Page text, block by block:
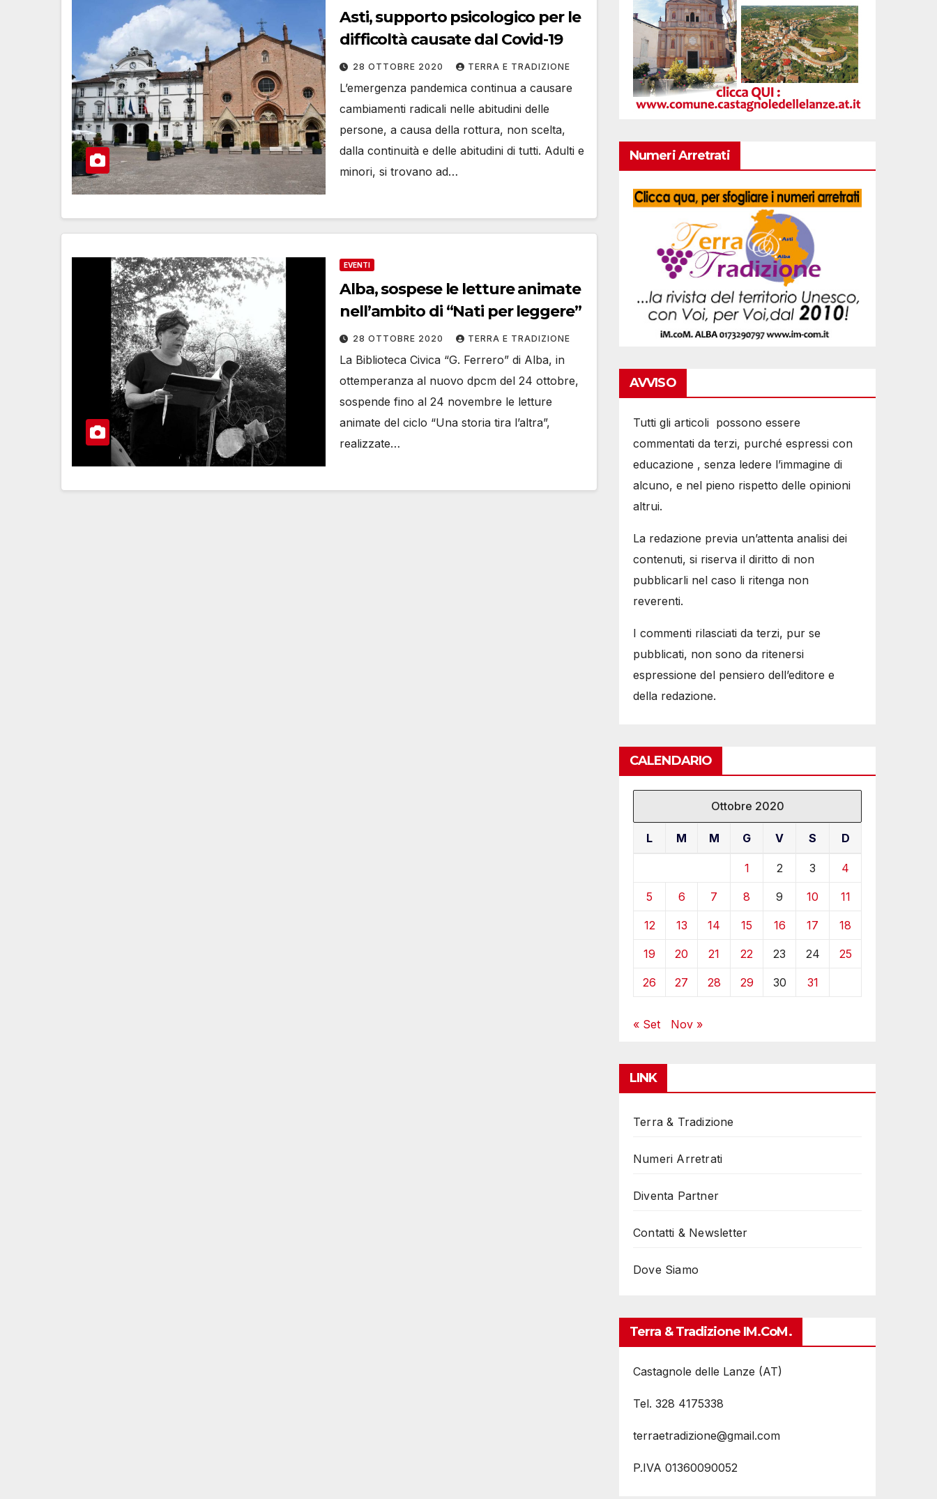
Asti, supporto psicologico per le
difficoltà causate dal Covid-19
28 OTTOBRE 2020 TERRA E TRADIZIONE
L’emergenza pandemica continua a causare
cambiamenti radicali nelle abitudini delle
persone, a causa della rottura, non scelta,
dalla continuità e delle abitudini di tutti. Adulti e
minori, si trovano ad…
EVENTI
Alba, sospese le letture animate
nell’ambito di “Nati per leggere”
28 OTTOBRE 2020 TERRA E TRADIZIONE
La Biblioteca Civica “G. Ferrero” di Alba, in
ottemperanza al nuovo dpcm del 24 ottobre,
sospende fino al 24 novembre le letture
animate del ciclo “Una storia tira l’altra”,
realizzate…
Numeri Arretrati
AVVISO
Tutti gli articoli possono essere
commentati da terzi, purché espressi con
educazione , senza ledere l’immagine di
alcuno, e nel pieno rispetto delle opinioni
altrui.
La redazione previa un’attenta analisi dei
contenuti, si riserva il diritto di non
pubblicarli nel caso li ritenga non
reverenti.
I commenti rilasciati da terzi, pur se
pubblicati, non sono da ritenersi
espressione del pensiero dell’editore e
della redazione.
CALENDARIO
Ottobre 2020
L M M G V S D
1 2 3 4
5 6 7 8 9 10 11
12 13 14 15 16 17 18
19 20 21 22 23 24 25
26 27 28 29 30 31
« Set Nov »
LINK
Terra & Tradizione
Numeri Arretrati
Diventa Partner
Contatti & Newsletter
Dove Siamo
Terra & Tradizione IM.coM.
Castagnole delle Lanze (AT)
Tel. 328 4175338
terraetradizione@gmail.com
P.IVA 01360090052